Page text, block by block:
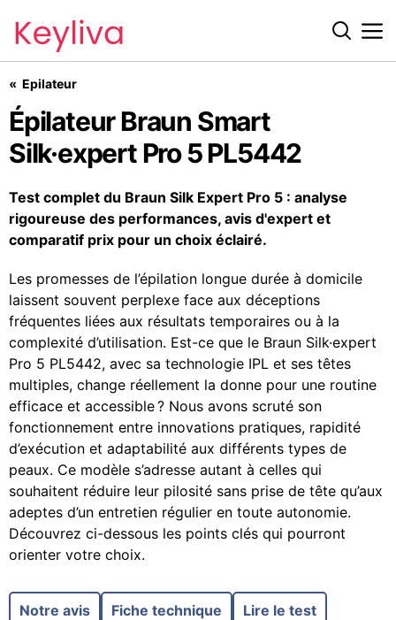
Epilateur
Épilateur Braun Smart Silk·expert Pro 5 PL5442
Épilateur Braun Smart
Silk·expert Pro 5 PL5442
Test complet du Braun Silk Expert Pro 5 : analyse
rigoureuse des performances, avis d'expert et
comparatif prix pour un choix éclairé.
Les promesses de l’épilation longue durée à domicile
laissent souvent perplexe face aux déceptions
fréquentes liées aux résultats temporaires ou à la
complexité d’utilisation. Est-ce que le Braun Silk·expert
Pro 5 PL5442, avec sa technologie IPL et ses têtes
multiples, change réellement la donne pour une routine
efficace et accessible ? Nous avons scruté son
fonctionnement entre innovations pratiques, rapidité
d’exécution et adaptabilité aux différents types de
peaux. Ce modèle s’adresse autant à celles qui
souhaitent réduire leur pilosité sans prise de tête qu’aux
adeptes d’un entretien régulier en toute autonomie.
Découvrez ci-dessous les points clés qui pourront
orienter votre choix.
Notre avis Fiche technique Lire le test